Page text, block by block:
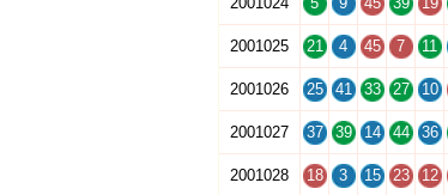
2001025 21 4 45 7 11
2001026 25 41 33 27 10
2001027 37 39 14 44 36
2001028 18 3 15 23 12